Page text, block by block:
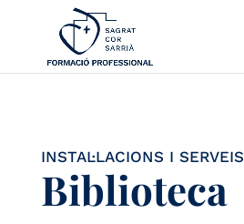
INSTAL·LACIONS I SERVEIS
Biblioteca